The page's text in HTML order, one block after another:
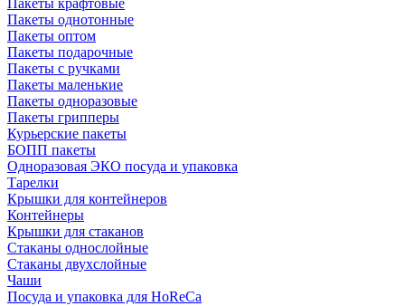
Пакеты крафтовые
Пакеты однотонные
Пакеты оптом
Пакеты подарочные
Пакеты с ручками
Пакеты маленькие
Пакеты одноразовые
Пакеты грипперы
Курьерские пакеты
БОПП пакеты
Одноразовая ЭКО посуда и упаковка
Тарелки
Крышки для контейнеров
Контейнеры
Крышки для стаканов
Стаканы однослойные
Стаканы двухслойные
Чаши
Посуда и упаковка для HoReCa